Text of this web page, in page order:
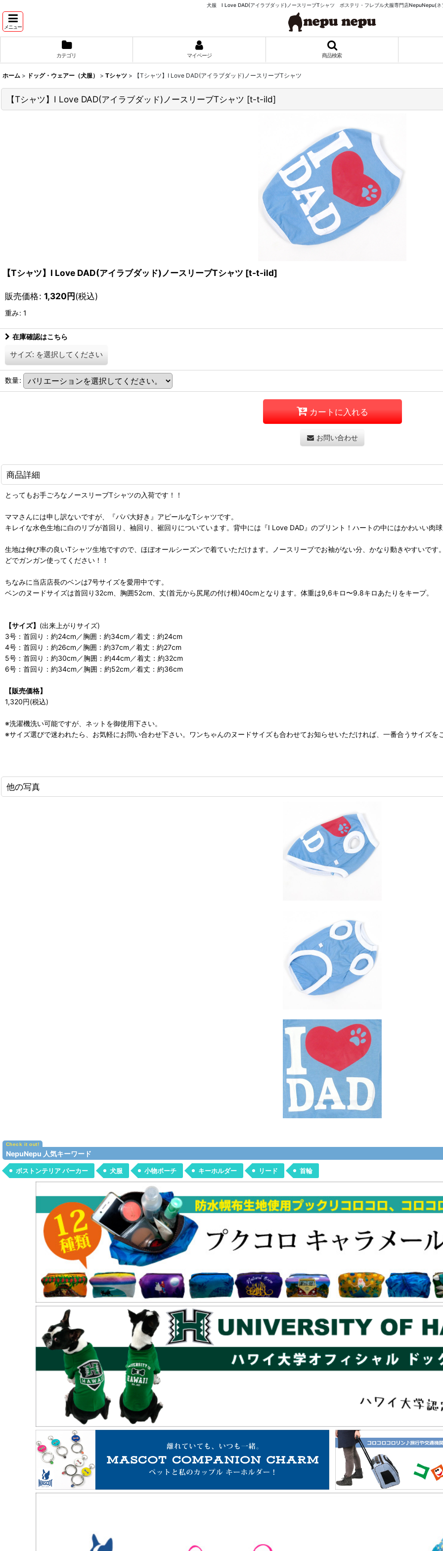
犬服 I Love DAD(アイラブダッド)ノースリーブTシャツ ボステリ・フレブル犬服専門店NepuNepu(ネ
メニュー
カテゴリ マイページ 商品検索
ホーム > ドッグ・ウェアー（犬服） > Tシャツ > 【Tシャツ】I Love DAD(アイラブダッド)ノースリーブTシャツ
【Tシャツ】I Love DAD(アイラブダッド)ノースリーブTシャツ [t-t-ild]
【Tシャツ】I Love DAD(アイラブダッド)ノースリーブTシャツ [t-t-ild]
販売価格: 1,320円(税込)
重み: 1
在庫確認はこちら
サイズ: を選択してください
数量:
カートに入れる
お問い合わせ
商品詳細
とってもお手ごろなノースリーブTシャツの入荷です！！
ママさんには申し訳ないですが、『パパ大好き』アピールなTシャツです。
キレイな水色生地に白のリブが首回り、袖回り、裾回りについています。背中には『I Love DAD』のプリント！ハートの中にはかわいい肉
生地は伸び率の良いTシャツ生地ですので、ほぼオールシーズンで着ていただけます。ノースリーブでお袖がない分、かなり動きやすいで
どでガンガン使ってください！！
ちなみに当店店長のベンは7号サイズを愛用中です。
ベンのヌードサイズは首回り32cm、胸囲52cm、丈(首元から尻尾の付け根)40cmとなります。体重は9,6キロ〜9.8キロあたりをキープ。
【サイズ】 (出来上がりサイズ)
3号：首回り：約24cm／胸囲：約34cm／着丈：約24cm
4号：首回り：約26cm／胸囲：約37cm／着丈：約27cm
5号：首回り：約30cm／胸囲：約44cm／着丈：約32cm
6号：首回り：約34cm／胸囲：約52cm／着丈：約36cm
【販売価格】
1,320円(税込)
※洗濯機洗い可能ですが、ネットを御使用下さい。
※サイズ選びで迷われたら、お気軽にお問い合わせ下さい。ワンちゃんのヌードサイズも合わせてお知らせいただければ、一番合うサイズを
他の写真
NepuNepu 人気キーワード
ボストンテリア パーカー 犬服 小物ポーチ キーホルダー リード 首輪